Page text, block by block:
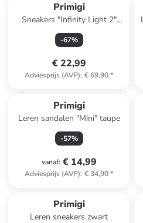
Primigi
Sneakers "Infinity Light 2"
blauw
-67%
€ 22,99
Adviesprijs (AVP): € 69,90*
Primigi
Leren sandalen "Mini" taupe
-57%
vanaf: € 14,99
Adviesprijs (AVP): € 34,90*
Primigi
Leren sneakers zwart